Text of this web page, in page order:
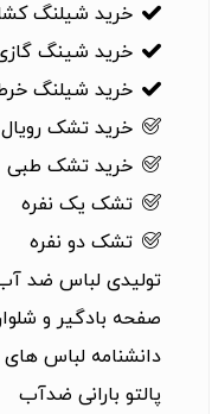
خرید شیلنگ
خرید شینگ
خرید شیلنگ
خرید تشک رویال
خرید تشک طبی
تشک یک نفره
تشک دو نفره
تولیدی لباس ضد
صفحه بادگیر و
دانشنامه لباس
پالتو بارانی ضدآب